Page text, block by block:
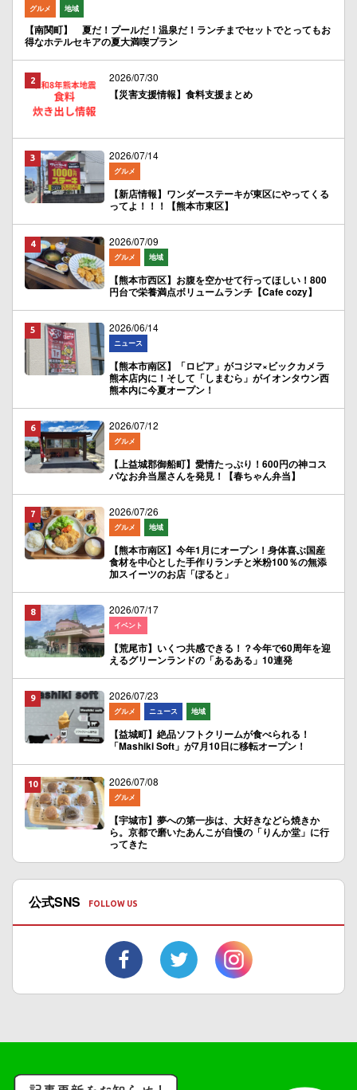
グルメ 地域
【南関町】 夏だ！プールだ！温泉だ！ランチまでセットでとってもお
得なホテルセキアの夏大満喫プラン
2026/07/30
【災害支援情報】食料支援まとめ
2026/07/14
グルメ
【新店情報】ワンダーステーキが東区にやってくる
ってよ！！！【熊本市東区】
2026/07/09
グルメ 地域
【熊本市西区】お腹を空かせて行ってほしい！800
円台で栄養満点ボリュームランチ【Cafe cozy】
2026/06/14
ニュース
【熊本市南区】「ロピア」がコジマ×ビックカメラ
熊本店内に！そして「しまむら」がイオンタウン西
熊本内に今夏オープン！
2026/07/12
グルメ
【上益城郡御船町】愛情たっぷり！600円の神コス
パなお弁当屋さんを発見！【春ちゃん弁当】
2026/07/26
グルメ 地域
【熊本市南区】今年1月にオープン！身体喜ぶ国産
食材を中心とした手作りランチと米粉100％の無添
加スイーツのお店「ぽると」
2026/07/17
イベント
【荒尾市】いくつ共感できる！？今年で60周年を迎
えるグリーンランドの「あるある」10連発
2026/07/23
グルメ ニュース 地域
【益城町】絶品ソフトクリームが食べられる！
「Mashiki Soft」が7月10日に移転オープン！
2026/07/08
グルメ
【宇城市】夢への第一歩は、大好きなどら焼きか
ら。京都で磨いたあんこが自慢の「りんか堂」に行
ってきた
公式SNS